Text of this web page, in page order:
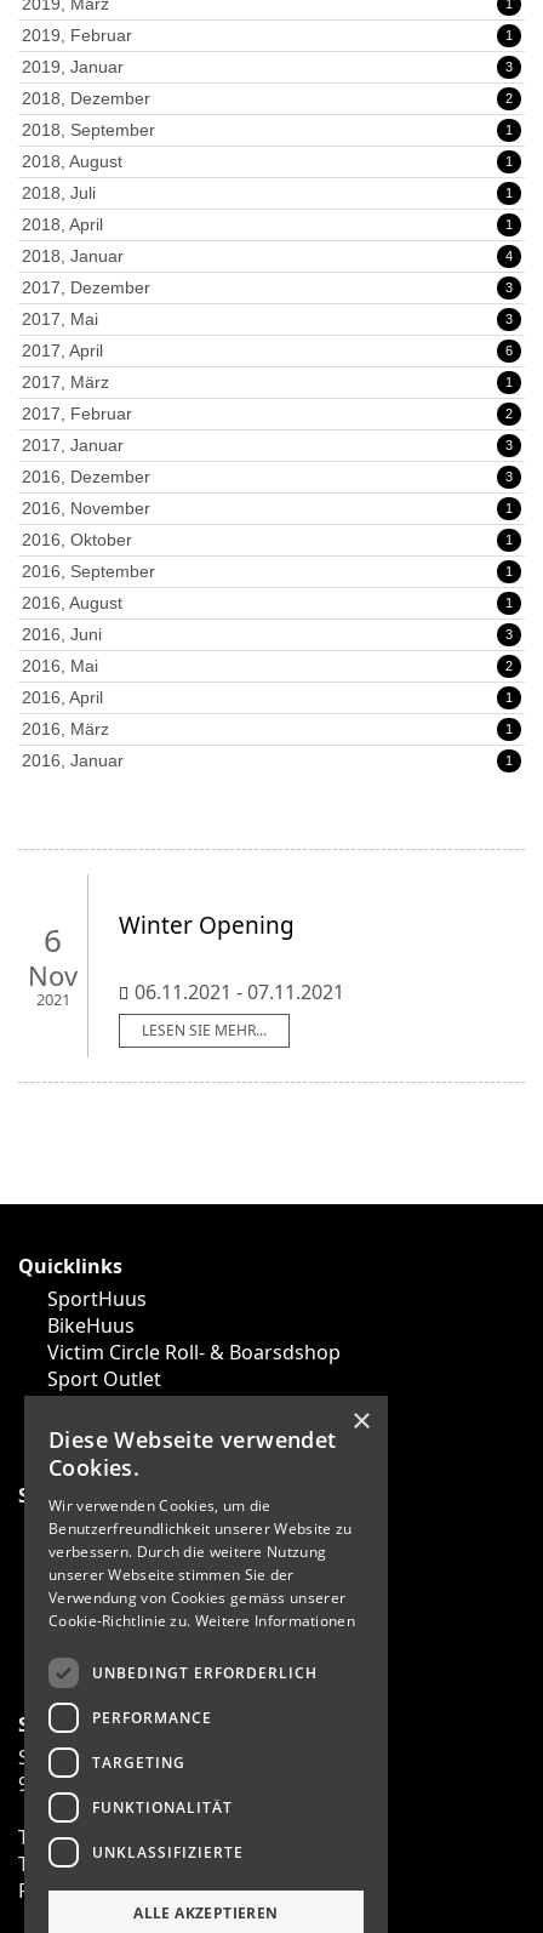
1
2019, Februar 1
2019, Januar 3
2018, Dezember 2
2018, September 1
2018, August 1
2018, Juli 1
2018, April 1
2018, Januar 4
2017, Dezember 3
2017, Mai 3
2017, April 6
2017, März 1
2017, Februar 2
2017, Januar 3
2016, Dezember 3
2016, November 1
2016, Oktober 1
2016, September 1
2016, August 1
2016, Juni 3
2016, Mai 2
2016, April 1
2016, März 1
2016, Januar 1
6
Nov
2021
Winter Opening
06.11.2021 - 07.11.2021
LESEN SIE MEHR...
Quicklinks
SportHuus
BikeHuus
Victim Circle Roll- & Boarsdshop
Sport Outlet
News
Events
Sportarten
Running
Fussball
Wandern
Fitness
Wintersport
Teamsport
Sport Sprecher AG
Staatsstrasse 3
9470 Werdenberg
T 081 756 21 60
T 081 756 56 36
F 081 756 02 72
×
Diese Webseite verwendet
Cookies.
Wir verwenden Cookies, um die
Benutzerfreundlichkeit unserer Website zu
verbessern. Durch die weitere Nutzung
unserer Webseite stimmen Sie der
Verwendung von Cookies gemäss unserer
Cookie-Richtlinie zu. Weitere Informationen
UNBEDINGT ERFORDERLICH
PERFORMANCE
TARGETING
FUNKTIONALITÄT
UNKLASSIFIZIERTE
ALLE AKZEPTIEREN